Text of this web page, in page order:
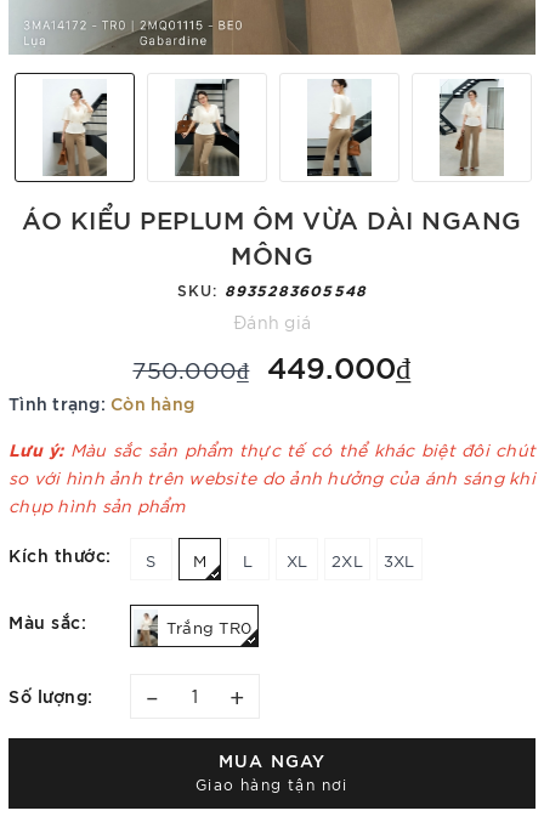
ÁO KIỂU PEPLUM ÔM VỪA DÀI NGANG
MÔNG
SKU: 8935283605548
Đánh giá
750.000₫ 449.000₫
Tình trạng: Còn hàng
Lưu ý: Màu sắc sản phẩm thực tế có thể khác biệt đôi chút
so với hình ảnh trên website do ảnh hưởng của ánh sáng khi
chụp hình sản phẩm
Kích thước: S M L XL 2XL 3XL
Màu sắc: Trắng TR0
Số lượng: – +
MUA NGAY
Giao hàng tận nơi